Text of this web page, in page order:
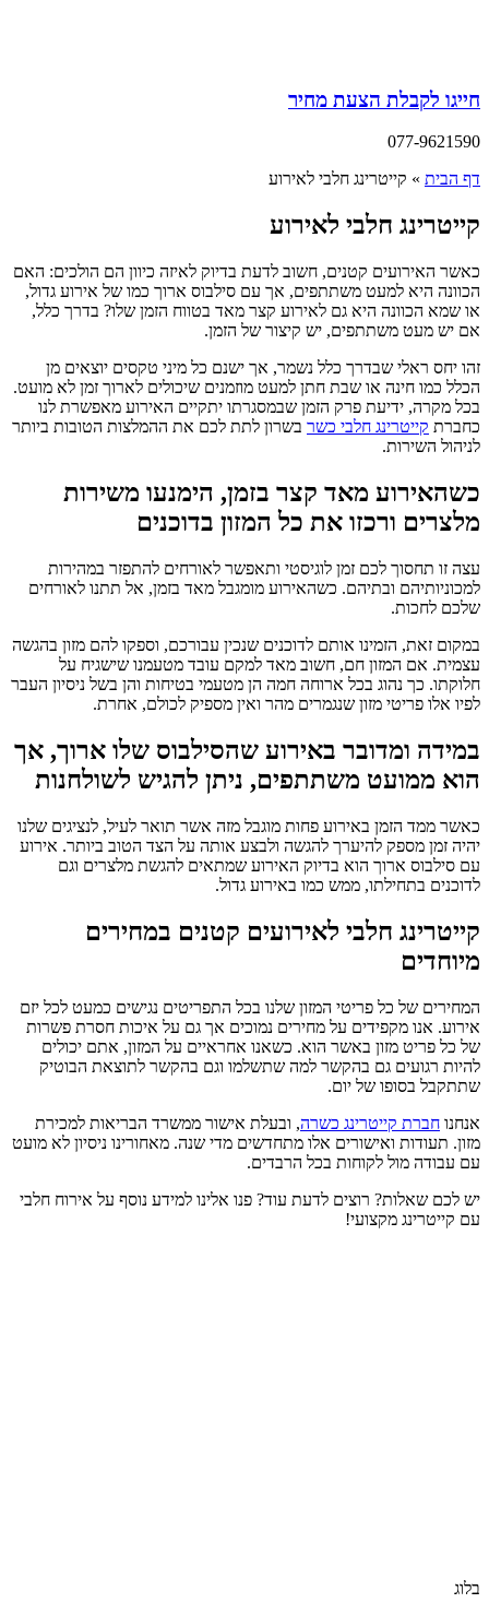
חייגו לקבלת הצעת מחיר
077-9621590
דף הבית » קייטרינג חלבי לאירוע
קייטרינג חלבי לאירוע
כאשר האירועים קטנים, חשוב לדעת בדיוק לאיזה כיוון הם הולכים: האם
הכוונה היא למעט משתתפים, אך עם סילבוס ארוך כמו של אירוע גדול,
או שמא הכוונה היא גם לאירוע קצר מאד בטווח הזמן שלו? בדרך כלל,
אם יש מעט משתתפים, יש קיצור של הזמן.
זהו יחס ראלי שבדרך כלל נשמר, אך ישנם כל מיני טקסים יוצאים מן
הכלל כמו חינה או שבת חתן למעט מוזמנים שיכולים לארוך זמן לא מועט.
בכל מקרה, ידיעת פרק הזמן שבמסגרתו יתקיים האירוע מאפשרת לנו
כחברת קייטרינג חלבי כשר בשרון לתת לכם את ההמלצות הטובות ביותר
לניהול השירות.
כשהאירוע מאד קצר בזמן, הימנעו משירות
מלצרים ורכזו את כל המזון בדוכנים
עצה זו תחסוך לכם זמן לוגיסטי ותאפשר לאורחים להתפזר במהירות
למכוניותיהם ובתיהם. כשהאירוע מומגבל מאד בזמן, אל תתנו לאורחים
שלכם לחכות.
במקום זאת, הזמינו אותם לדוכנים שנכין עבורכם, וספקו להם מזון בהגשה
עצמית. אם המזון חם, חשוב מאד למקם עובד מטעמנו שישגיח על
חלוקתו. כך נהוג בכל ארוחה חמה הן מטעמי בטיחות והן בשל ניסיון העבר
לפיו אלו פריטי מזון שנגמרים מהר ואין מספיק לכולם, אחרת.
במידה ומדובר באירוע שהסילבוס שלו ארוך, אך
הוא ממועט משתתפים, ניתן להגיש לשולחנות
כאשר ממד הזמן באירוע פחות מוגבל מזה אשר תואר לעיל, לנציגים שלנו
יהיה זמן מספק להיערך להגשה ולבצע אותה על הצד הטוב ביותר. אירוע
עם סילבוס ארוך הוא בדיוק האירוע שמתאים להגשת מלצרים וגם
לדוכנים בתחילתו, ממש כמו באירוע גדול.
קייטרינג חלבי לאירועים קטנים במחירים
מיוחדים
המחירים של כל פריטי המזון שלנו בכל התפריטים נגישים כמעט לכל יזם
אירוע. אנו מקפידים על מחירים נמוכים אך גם על איכות חסרת פשרות
של כל פריט מזון באשר הוא. כשאנו אחראיים על המזון, אתם יכולים
להיות רגועים גם בהקשר למה שתשלמו וגם בהקשר לתוצאת הבוטיק
שתתקבל בסופו של יום.
אנחנו חברת קייטרינג כשרה, ובעלת אישור ממשרד הבריאות למכירת
מזון. תעודות ואישורים אלו מתחדשים מדי שנה. מאחורינו ניסיון לא מועט
עם עבודה מול לקוחות בכל הרבדים.
יש לכם שאלות? רוצים לדעת עוד? פנו אלינו למידע נוסף על אירוח חלבי
עם קייטרינג מקצועי!
בלוג